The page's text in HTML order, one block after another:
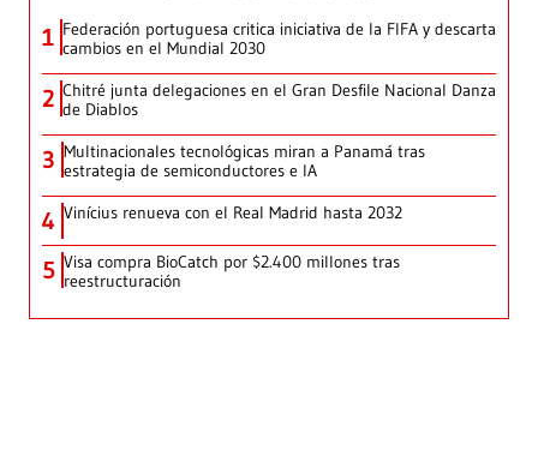
1 Federación portuguesa critica iniciativa de la FIFA y descarta
cambios en el Mundial 2030
2 Chitré junta delegaciones en el Gran Desfile Nacional Danza
de Diablos
3 Multinacionales tecnológicas miran a Panamá tras
estrategia de semiconductores e IA
4 Vinícius renueva con el Real Madrid hasta 2032
5 Visa compra BioCatch por $2.400 millones tras
reestructuración